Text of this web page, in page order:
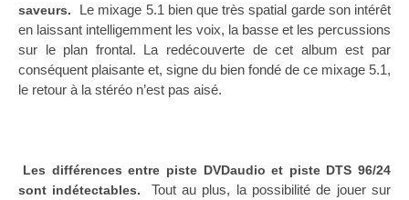
saveurs.
Le mixage 5.1 bien que très spatial garde son intérêt
en laissant intelligemment les voix, la basse et les percussions
sur le plan frontal. La redécouverte de cet album est par
conséquent plaisante et, signe du bien fondé de ce mixage 5.1,
le retour à la stéréo n’est pas aisé.
Les différences entre piste DVDaudio et piste DTS 96/24
sont indétectables.
Tout au plus, la possibilité de jouer sur